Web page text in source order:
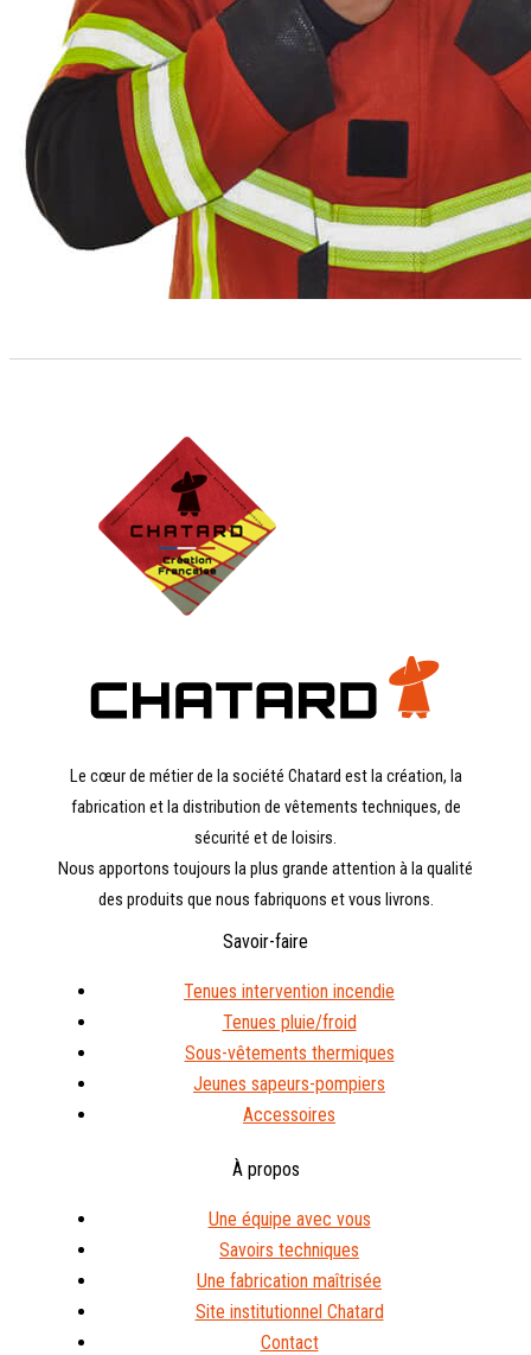
Le cœur de métier de la société Chatard est la création, la
fabrication et la distribution de vêtements techniques, de
sécurité et de loisirs.
Nous apportons toujours la plus grande attention à la qualité
des produits que nous fabriquons et vous livrons.
Savoir-faire
Tenues intervention incendie
Tenues pluie/froid
Sous-vêtements thermiques
Jeunes sapeurs-pompiers
Accessoires
À propos
Une équipe avec vous
Savoirs techniques
Une fabrication maîtrisée
Site institutionnel Chatard
Contact